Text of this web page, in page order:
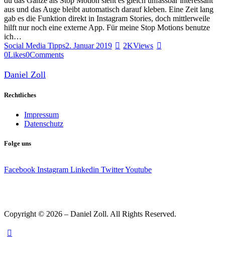
aus und das Auge bleibt automatisch darauf kleben. Eine Zeit lang
gab es die Funktion direkt in Instagram Stories, doch mittlerweile
hilft nur noch eine externe App. Für meine Stop Motions benutze
ich…
Social Media Tipps2. Januar 2019 2KViews
0Likes0Comments
Daniel Zoll
Rechtliches
Impressum
Datenschutz
Folge uns
Facebook Instagram Linkedin TwitterYoutube
Copyright © 2026 – Daniel Zoll. All Rights Reserved.